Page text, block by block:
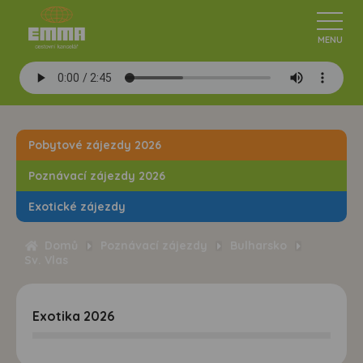
Pobytové zájezdy 2026
Poznávací zájezdy 2026
Exotické zájezdy
Exotika 2026